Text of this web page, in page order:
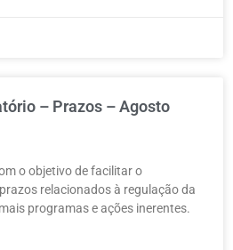
– Prazos – Agosto
o objetivo de facilitar o
relacionados à regulação da
programas e ações inerentes.